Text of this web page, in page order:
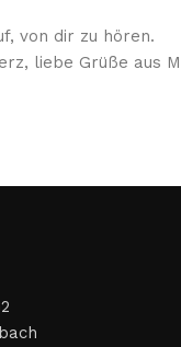
von dir zu hören.
liebe Grüße aus